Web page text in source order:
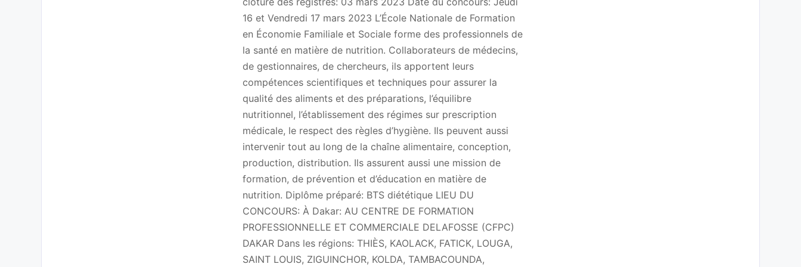
16 et Vendredi 17 mars 2023 L’École Nationale de Formation
en Économie Familiale et Sociale forme des professionnels de
la santé en matière de nutrition. Collaborateurs de médecins,
de gestionnaires, de chercheurs, ils apportent leurs
compétences scientifiques et techniques pour assurer la
qualité des aliments et des préparations, l’équilibre
nutritionnel, l’établissement des régimes sur prescription
médicale, le respect des règles d’hygiène. Ils peuvent aussi
intervenir tout au long de la chaîne alimentaire, conception,
production, distribution. Ils assurent aussi une mission de
formation, de prévention et d’éducation en matière de
nutrition. Diplôme préparé: BTS diététique LIEU DU
CONCOURS: À Dakar: AU CENTRE DE FORMATION
PROFESSIONNELLE ET COMMERCIALE DELAFOSSE (CFPC)
DAKAR Dans les régions: THIÈS, KAOLACK, FATICK, LOUGA,
SAINT LOUIS, ZIGUINCHOR, KOLDA, TAMBACOUNDA,